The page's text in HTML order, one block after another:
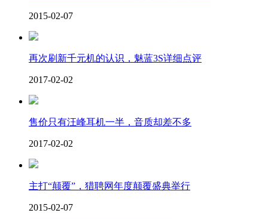
2015-02-07
再次刷新千元机的认识，魅蓝3S详细点评
2017-02-02
售价只有汪峰耳机一半，音质却差不多
2017-02-02
主打“颠覆”，猎聘网年度颠覆盛典举行
2015-02-07